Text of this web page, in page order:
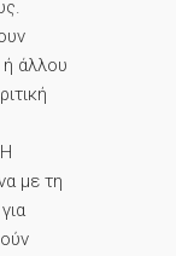
ή άλλου
με τη